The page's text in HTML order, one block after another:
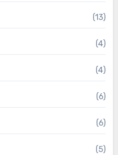
(13)
(4)
(4)
(6)
(6)
(5)